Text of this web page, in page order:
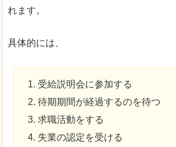
れます。
具体的には、
受給説明会に参加する
待期期間が経過するのを待つ
求職活動をする
失業の認定を受ける